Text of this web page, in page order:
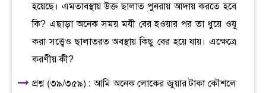
হয়েছে। এমতাবস্থায় উক্ত ছালাত পুনরায় আদায় করতে হবে
কি? এছাড়া অনেক সময় মযী বের হওয়ার পর তা ধুয়ে ওযূ
করা সত্ত্বেও ছালাতরত অবস্থায় কিছু বের হয়ে যায়। এক্ষেত্রে
করণীয় কী?
প্রশ্ন (৩৯/৩৫৯) : আমি অনেক লোকের জুয়ার টাকা কৌশলে